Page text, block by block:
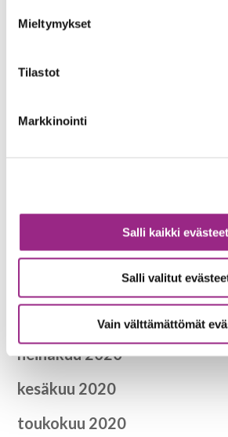
Mieltymykset
Tilastot
Markkinointi
Salli kaikki evästeet
Salli valitut
Vain välttämättömät
toukokuu 2021
huhtikuu 2021
joulukuu 2020
marraskuu 2020
syyskuu 2020
heinäkuu 2020
kesäkuu 2020
toukokuu 2020